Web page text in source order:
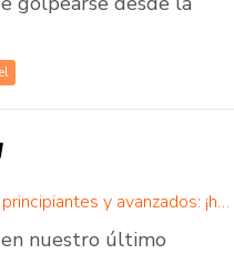
4 saques de pádel para jugadores principiantes y avanzados: ¡hay un saque de pádel para todos!
nuestro último